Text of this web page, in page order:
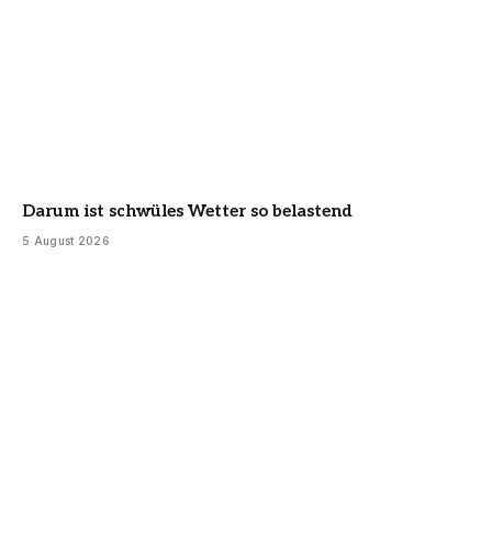
Darum ist schwüles Wetter so belastend
5 August 2026